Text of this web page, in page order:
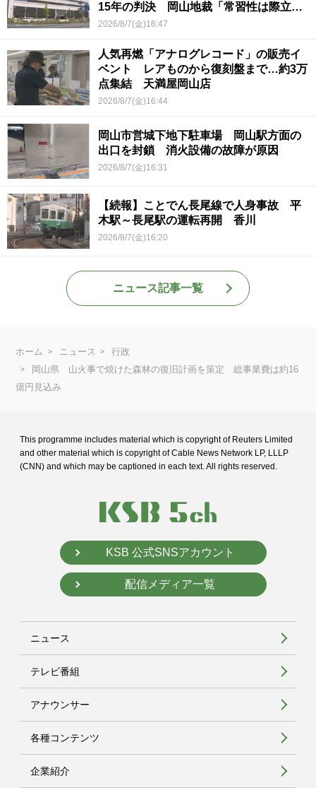
15年の判決 岡山地裁「常習性は際立っ
ていて被害結果も非常に重い」
2026/8/7(金)16:47
人気再燃「アナログレコード」の販売イ
ベント レアものから復刻盤まで…約3万
点集結 天満屋岡山店
2026/8/7(金)16:44
岡山市営城下地下駐車場 岡山駅方面の
出口を封鎖 消火設備の故障が原因
2026/8/7(金)16:31
【続報】ことでん長尾線で人身事故 平
木駅～長尾駅の運転再開 香川
2026/8/7(金)16:20
ニュース記事一覧
ホーム ニュース
行政
岡山県 山火事で焼けた森林の復旧計画を策定 総事業費は約16
億円見込み
This programme includes material which is copyright of Reuters Limited
and other material which is copyright of Cable News Network LP, LLLP
(CNN) and which may be captioned in each text. All rights reserved.
KSB 公式SNSアカウント
配信メディア一覧
ニュース
テレビ番組
アナウンサー
各種コンテンツ
企業紹介